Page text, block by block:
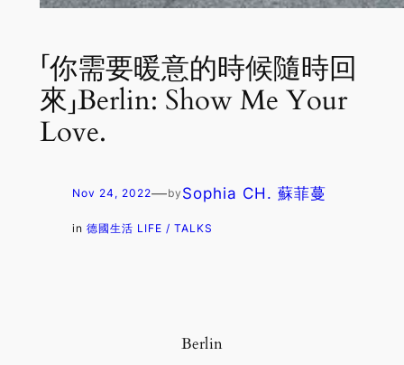
「你需要暖意的時候隨時回
來」Berlin: Show Me Your
Love.
Nov 24, 2022—by Sophia CH. 蘇菲蔓
in 德國生活 LIFE / TALKS
Berlin